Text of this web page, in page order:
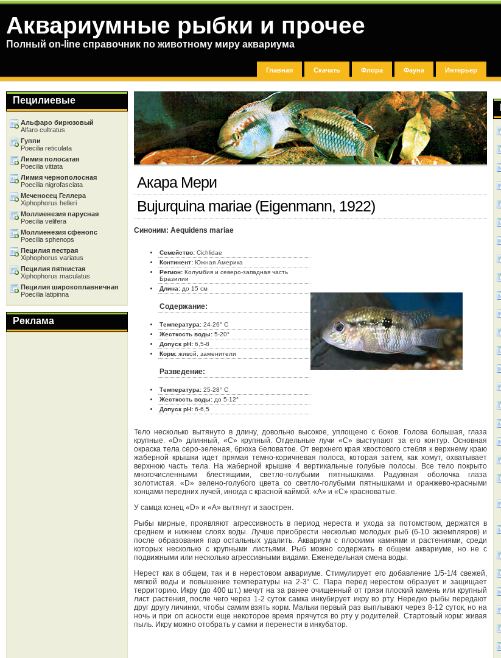
Аквариумные рыбки и прочее
Полный on-line справочник по животному миру аквариума
Главная Скачать Флора Фауна Интерьер
Акара Мери
Bujurquina mariae (Eigenmann, 1922)
Синоним: Aequidens mariae
Семейство: Cichlidae
Континент: Южная Америка
Регион: Колумбия и северо-западная часть
Бразилии
Длина: до 15 см
Содержание:
Температура: 24-26° C
Жесткость воды: 5-20°
Допуск pH: 6,5-8
Корм: живой, заменители
Разведение:
Температура: 25-28° C
Жесткость воды: до 5-12°
Допуск pH: 6-6,5
Тело несколько вытянуто в длину, довольно высокое, уплощено с боков. Голова большая, глаза
крупные. «D» длинный, «С» крупный. Отдельные лучи «С» выступают за его контур. Основная
окраска тела серо-зеленая, брюха беловатое. От верхнего края хвостового стебля к верхнему краю
жаберной крышки идет прямая темно-коричневая полоса, которая затем, как хомут, охватывает
верхнюю часть тела. На жаберной крышке 4 вертикальные голубые полосы. Все тело покрыто
многочисленными блестящими, светло-голубыми пятнышками. Радужная оболочка глаза
золотистая. «D» зелено-голубого цвета со светло-голубыми пятнышками и оранжево-красными
концами передних лучей, иногда с красной каймой. «А» и «С» красноватые.
У самца конец «D» и «А» вытянут и заострен.
Рыбы мирные, проявляют агрессивность в период нереста и ухода за потомством, держатся в
среднем и нижнем слоях воды. Лучше приобрести несколько молодых рыб (6-10 экземпляров) и
после образования пар остальных удалить. Аквариум с плоскими камнями и растениями, среди
которых несколько с крупными листьями. Рыб можно содержать в общем аквариуме, но не с
подвижными или несколько агрессивными видами. Еженедельная смена воды.
Нерест как в общем, так и в нерестовом аквариуме. Стимулирует его добавление 1/5-1/4 свежей,
мягкой воды и повышение температуры на 2-3° C. Пара перед нерестом образует и защищает
территорию. Икру (до 400 шт.) мечут на за ранее очищенный от грязи плоский камень или крупный
лист растения, после чего через 1-2 суток самка инкубирует икру во рту. Нередко рыбы передают
друг другу личинки, чтобы самим взять корм. Мальки первый раз выплывают через 8-12 суток, но на
ночь и при оп асности еще некоторое время прячутся во рту у родителей. Стартовый корм: живая
пыль. Икру можно отобрать у самки и перенести в инкубатор.
Пецилиевые
Альфаро бирюзовый
Alfaro cultratus
Гуппи
Poecilia reticulata
Лимия полосатая
Poecilia vittata
Лимия чернополосная
Poecilia nigrofasciata
Меченосец Геллера
Xiphophorus helleri
Моллиенезия парусная
Poecilia velifera
Моллиенезия сфенопс
Poecilia sphenops
Пецилия пестрая
Xiphophorus variatus
Пецилия пятнистая
Xiphophorus maculatus
Пецилия широкоплавничная
Poecilia latipinna
Реклама